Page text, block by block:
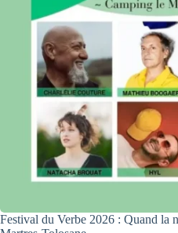
Festival du Verbe 2026 : Quand la